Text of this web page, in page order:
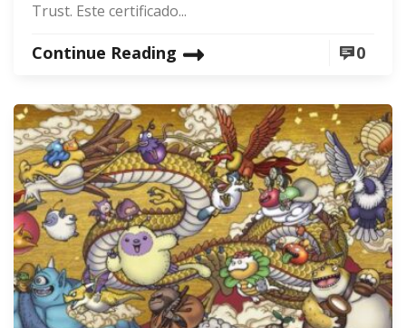
Trust. Este certificado...
Continue Reading 0